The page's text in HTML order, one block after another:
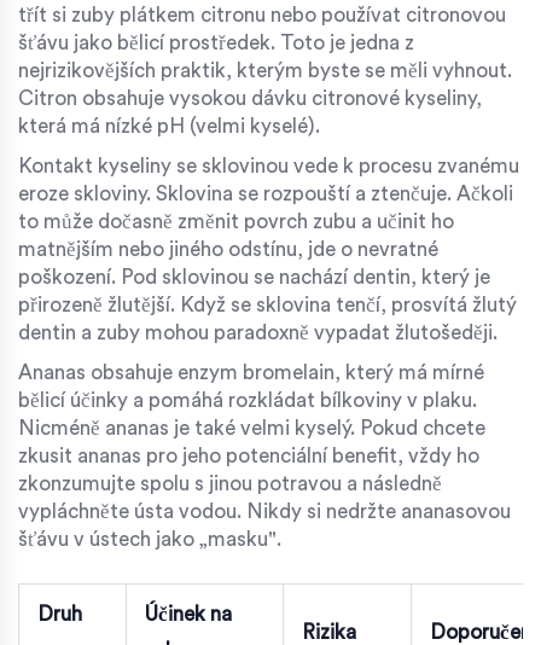
třít si zuby plátkem citronu nebo používat citronovou
šťávu jako bělicí prostředek. Toto je jedna z
nejrizikovějších praktik, kterým byste se měli vyhnout.
Citron obsahuje vysokou dávku citronové kyseliny,
která má nízké pH (velmi kyselé).
Kontakt kyseliny se sklovinou vede k procesu zvanému
eroze skloviny. Sklovina se rozpouští a ztenčuje. Ačkoli
to může dočasně změnit povrch zubu a učinit ho
matnějším nebo jiného odstínu, jde o nevratné
poškození. Pod sklovinou se nachází dentin, který je
přirozeně žlutější. Když se sklovina tenčí, prosvítá žlutý
dentin a zuby mohou paradoxně vypadat žlutošeději.
Ananas obsahuje enzym bromelain, který má mírné
bělicí účinky a pomáhá rozkládat bílkoviny v plaku.
Nicméně ananas je také velmi kyselý. Pokud chcete
zkusit ananas pro jeho potenciální benefit, vždy ho
zkonzumujte spolu s jinou potravou a následně
vypláchněte ústa vodou. Nikdy si nedržte ananasovou
šťávu v ústech jako „masku".
Druh
Účinek na
Rizika Doporučení